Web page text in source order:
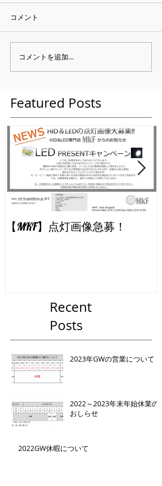
コメント
コメントを追加…
Featured Posts
【MKF】点灯画像急募！
Recent
Posts
2023年GWの営業について
2022～2023年末年始休業の
おしらせ
2022GW休暇について